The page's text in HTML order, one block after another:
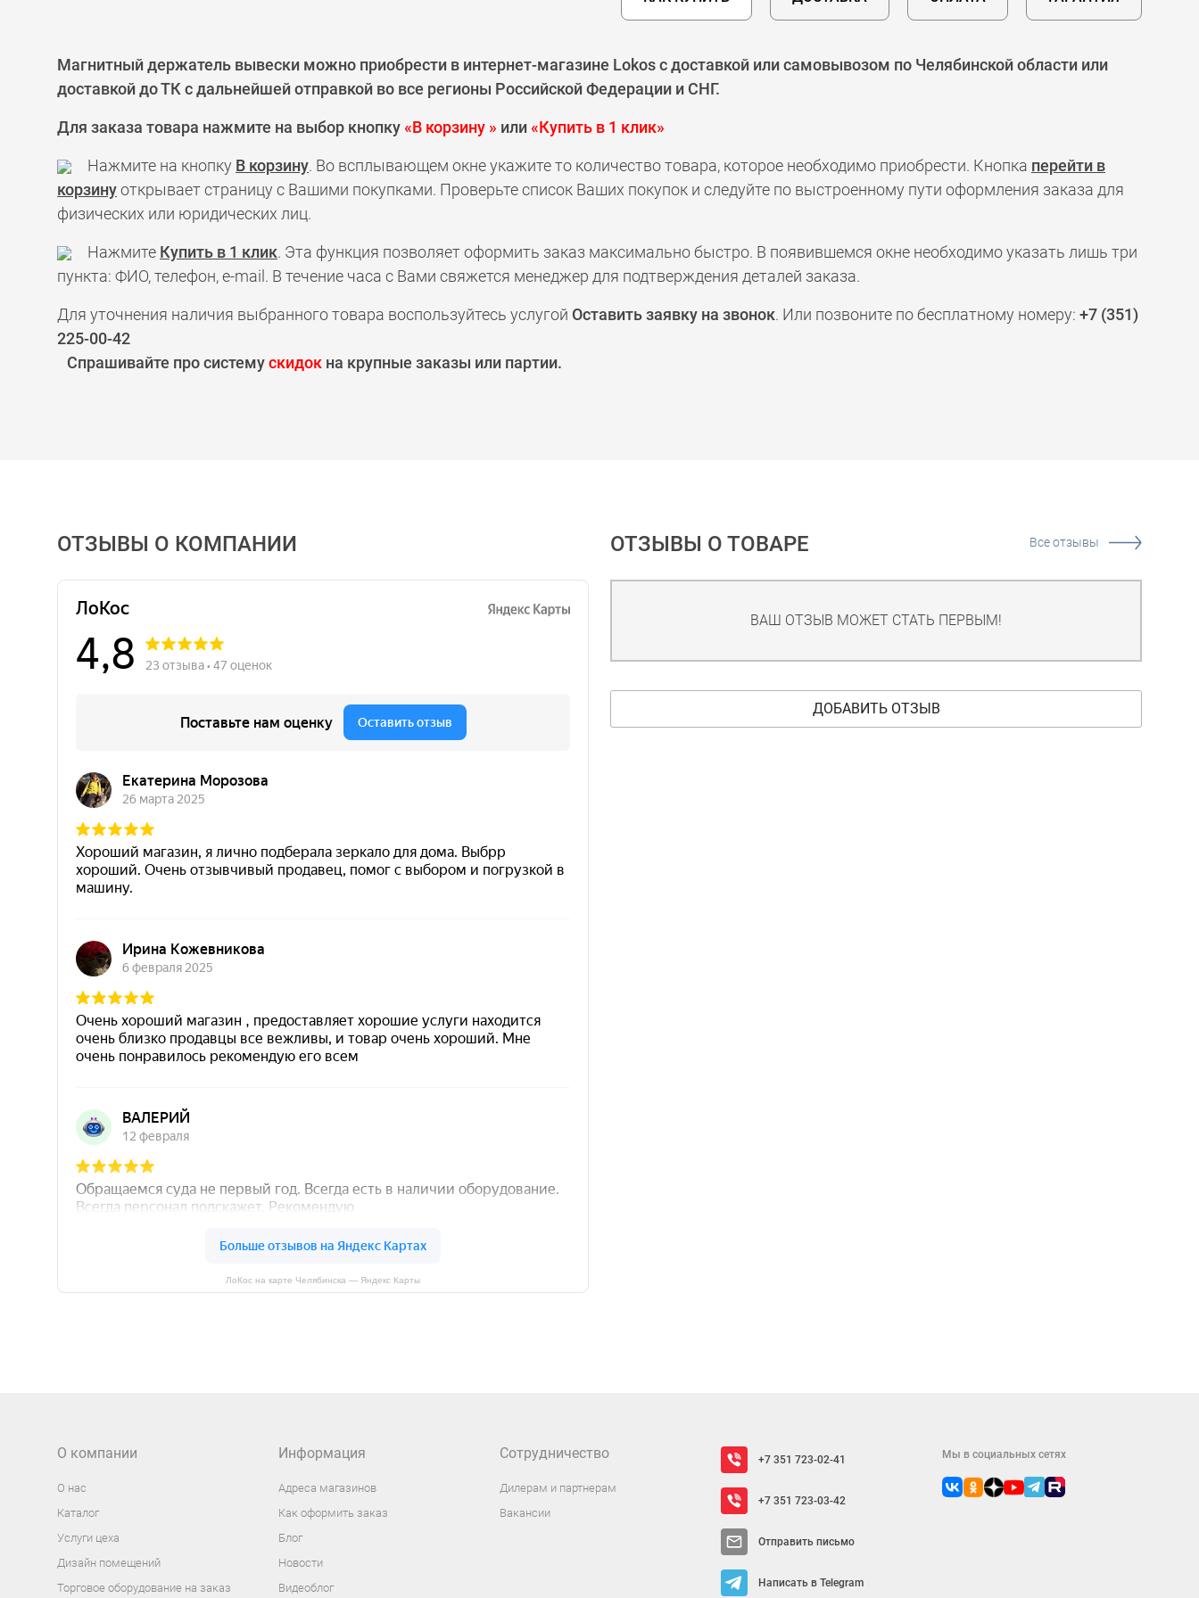
Магнитный держатель вывески можно приобрести в интернет-магазине Lokos с доставкой или самовывозом по Челябинской области или
доставкой до ТК с дальнейшей отправкой во все регионы Российской Федерации и СНГ.
Для заказа товара нажмите на выбор кнопку«В корзину » или«Купить в 1 клик»
Нажмите на кнопку В корзину. Во всплывающем окне укажите то количество товара, которое необходимо приобрести. Кнопка перейти в
корзинуоткрывает страницу с Вашими покупками. Проверьте список Ваших покупок и следуйте по выстроенному пути оформления заказа для
физических или юридических лиц.
Нажмите Купить в 1 клик. Эта функция позволяет оформить заказ максимально быстро. В появившемся окне необходимо указать лишь три
пункта: ФИО, телефон, e-mail. В течение часа с Вами свяжется менеджер для подтверждения деталей заказа.
Для уточнения наличия выбранного товара воспользуйтесь услугой Оставить заявку на звонок. Или позвоните по бесплатному номеру: +7 (351)
225-00-42
Спрашивайте про системускидок на крупные заказы или партии.
ОТЗЫВЫ О КОМПАНИИ
ЛоКос на карте Челябинска — Яндекс Карты
ОТЗЫВЫ О ТОВАРЕ Все отзывы
ВАШ ОТЗЫВ МОЖЕТ СТАТЬ ПЕРВЫМ!
ДОБАВИТЬ ОТЗЫВ
О компании
О нас
Каталог
Услуги цеха
Дизайн помещений
Торговое оборудование на заказ
Информация
Адреса магазинов
Как оформить заказ
Блог
Новости
Видеоблог
Сотрудничество
Дилерам и партнерам
Вакансии
+7 351 723-02-41
+7 351 723-03-42
Отправить письмо
Написать в Telegram
Мы в социальных сетях